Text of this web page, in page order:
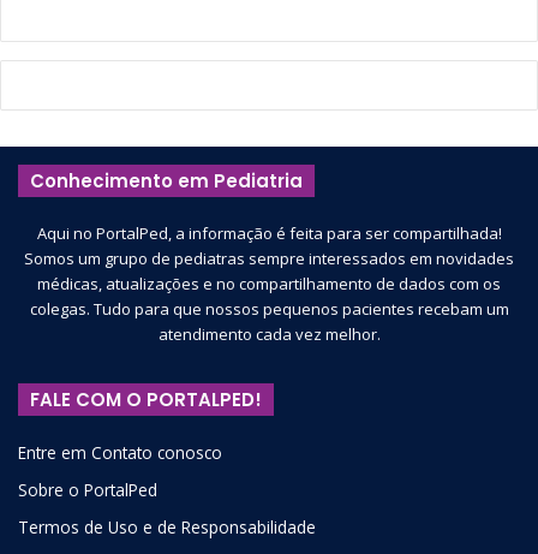
Conhecimento em Pediatria
Aqui no PortalPed, a informação é feita para ser compartilhada!
Somos um grupo de pediatras sempre interessados em novidades
médicas, atualizações e no compartilhamento de dados com os
colegas. Tudo para que nossos pequenos pacientes recebam um
atendimento cada vez melhor.
FALE COM O PORTALPED!
Entre em Contato conosco
Sobre o PortalPed
Termos de Uso e de Responsabilidade